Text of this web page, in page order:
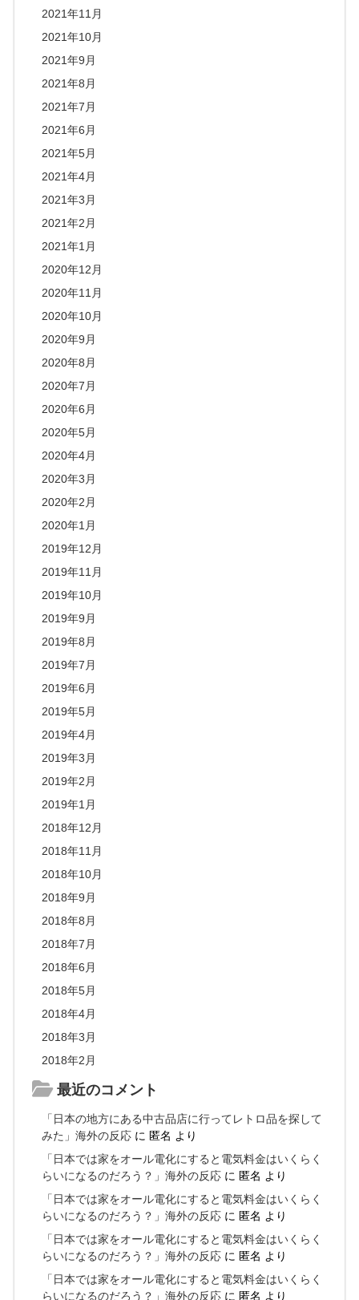
2021年11月
2021年10月
2021年9月
2021年8月
2021年7月
2021年6月
2021年5月
2021年4月
2021年3月
2021年2月
2021年1月
2020年12月
2020年11月
2020年10月
2020年9月
2020年8月
2020年7月
2020年6月
2020年5月
2020年4月
2020年3月
2020年2月
2020年1月
2019年12月
2019年11月
2019年10月
2019年9月
2019年8月
2019年7月
2019年6月
2019年5月
2019年4月
2019年3月
2019年2月
2019年1月
2018年12月
2018年11月
2018年10月
2018年9月
2018年8月
2018年7月
2018年6月
2018年5月
2018年4月
2018年3月
2018年2月
最近のコメント
「日本の地方にある中古品店に行ってレトロ品を探して
みた」海外の反応 に匿名 より
「日本では家をオール電化にすると電気料金はいくらく
らいになるのだろう？」海外の反応 に匿名 より
「日本では家をオール電化にすると電気料金はいくらく
らいになるのだろう？」海外の反応 に匿名 より
「日本では家をオール電化にすると電気料金はいくらく
らいになるのだろう？」海外の反応 に匿名 より
「日本では家をオール電化にすると電気料金はいくらく
らいになるのだろう？」海外の反応 に匿名 より